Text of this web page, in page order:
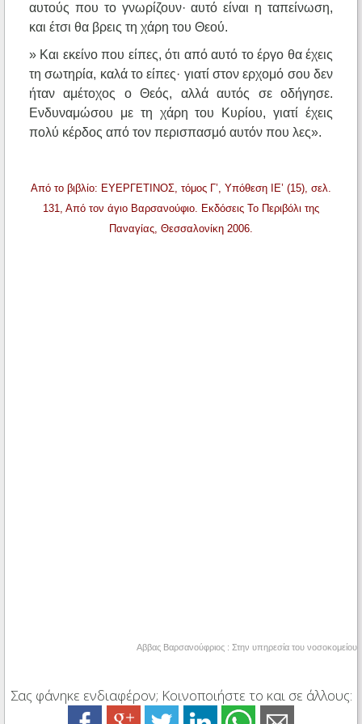
αυτούς που το γνωρίζουν· αυτό είναι η ταπείνωση,
και έτσι θα βρεις τη χάρη του Θεού.
» Και εκείνο που είπες, ότι από αυτό το έργο θα έχεις
τη σωτηρία, καλά το είπες· γιατί στον ερχομό σου δεν
ήταν αμέτοχος ο Θεός, αλλά αυτός σε οδήγησε.
Ενδυναμώσου με τη χάρη του Κυρίου, γιατί έχεις
πολύ κέρδος από τον περισπασμό αυτόν που λες».
Από το βιβλίο: ΕΥΕΡΓΕΤΙΝΟΣ, τόμος Γ’, Υπόθεση ΙΕ’ (15), σελ.
131, Από τον άγιο Βαρσανούφιο. Εκδόσεις Το Περιβόλι της
Παναγίας, Θεσσαλονίκη 2006.
Αββας Βαρσανούφριος : Στην υπηρεσία του νοσοκομείου
Σας φάνηκε ενδιαφέρον; Κοινοποιήστε το και σε άλλους: